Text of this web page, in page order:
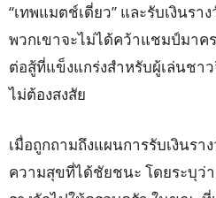
“เทพแมตช์เดี่ยว” และรับเงินรา
พวกเขาจะไม่ได้คว้าแชมป์มาค
ต่อสู้ที่แข็งแกร่งสำหรับผู้เล่นชา
ไม่ต้องสงสัย
เมื่อถูกถามถึงแผนการรับเงินรา
ความสุขที่ได้ชัยชนะ โดยระบุว่